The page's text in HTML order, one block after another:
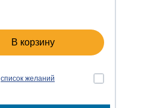
В корзину
список желаний